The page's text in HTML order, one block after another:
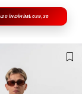
İNDIRIM₺639,36